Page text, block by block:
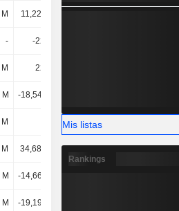
11,22 mil M
- -2218 M
2207 M
-18,54 mil M
45 M 743 M
34,68 mil M
-14,66 mil M
-19,19 mil M
Mis listas
Rankings